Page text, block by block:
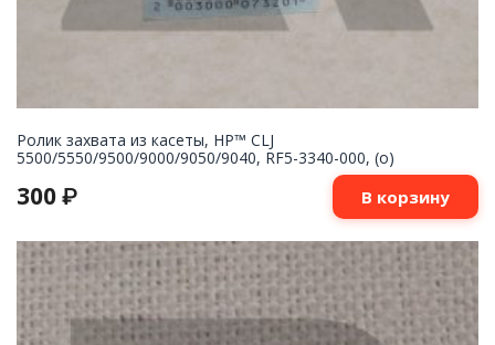
Ролик захвата из касеты, HP™ CLJ
5500/5550/9500/9000/9050/9040, RF5-3340-000, (o)
300 ₽ В корзину